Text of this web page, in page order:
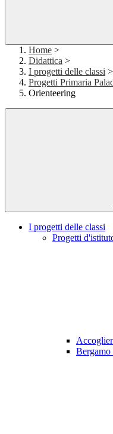
Home >
Didattica >
I progetti delle classi >
Progetti Primaria
Orienteering
I progetti delle classi
Progetti
Bergamo